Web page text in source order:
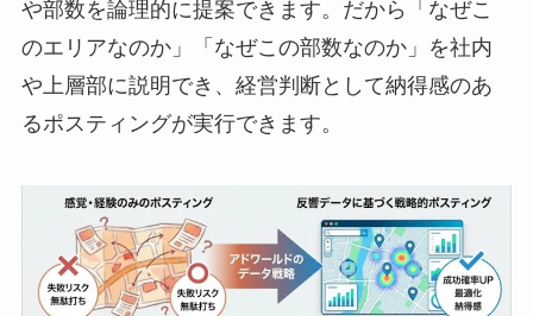
や部数を論理的に提案できます。だから「なぜこ
のエリアなのか」「なぜこの部数なのか」を社内
や上層部に説明でき、経営判断として納得感のあ
るポスティングが実行できます。